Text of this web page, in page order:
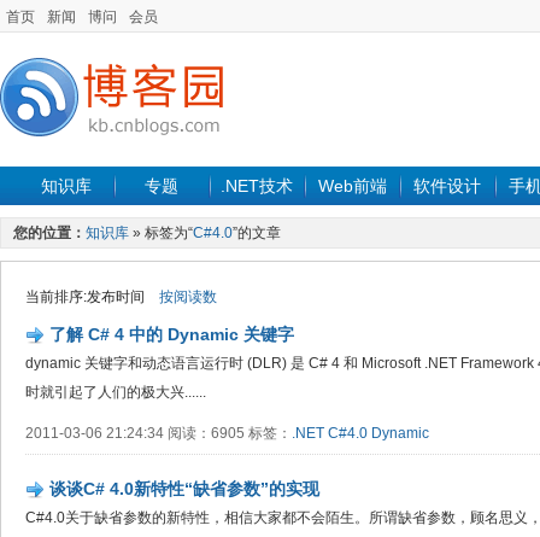
首页 新闻 博问 会员
知识库 专题 .NET技术 Web前端 软件设计 手
您的位置： 知识库 » 标签为“C#4.0”的文章
当前排序:发布时间 按阅读数
了解 C# 4 中的 Dynamic 关键字
dynamic 关键字和动态语言运行时 (DLR) 是 C# 4 和 Microsoft .NET
时就引起了人们的极大兴......
2011-03-06 21:24:34 阅读：6905 标签： .NET C#4.0 Dynamic
谈谈C# 4.0新特性“缺省参数”的实现
C#4.0关于缺省参数的新特性，相信大家都不会陌生。所谓缺省参数，顾名思义